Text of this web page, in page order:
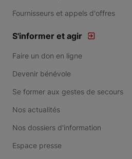
Fournisseurs et appels d'offres
S'informer et agir
Faire un don en ligne
Devenir bénévole
Se former aux gestes de secours
Nos actualités
Nos dossiers d'information
Espace presse